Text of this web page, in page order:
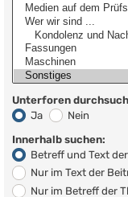
Unterforen
Ja
Nein
Innerhalb suchen:
Betreff und Text
Nur im Text der
Nur im Betreff der